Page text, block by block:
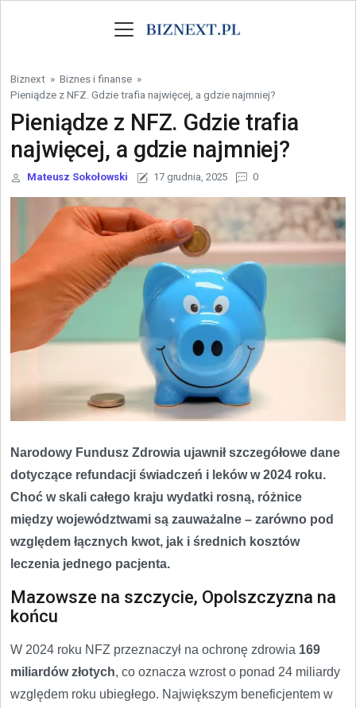
Biznext » Biznes i finanse »
Pieniądze z NFZ. Gdzie trafia najwięcej, a gdzie najmniej?
Pieniądze z NFZ. Gdzie trafia
najwięcej, a gdzie najmniej?
Mateusz Sokołowski 17 grudnia, 2025 0
Narodowy Fundusz Zdrowia ujawnił szczegółowe dane
dotyczące refundacji świadczeń i leków w 2024 roku.
Choć w skali całego kraju wydatki rosną, różnice
między województwami są zauważalne – zarówno pod
względem łącznych kwot, jak i średnich kosztów
leczenia jednego pacjenta.
Mazowsze na szczycie, Opolszczyzna na
końcu
W 2024 roku NFZ przeznaczył na ochronę zdrowia 169
miliardów złotych, co oznacza wzrost o ponad 24 miliardy
względem roku ubiegłego. Największym beneficjentem w